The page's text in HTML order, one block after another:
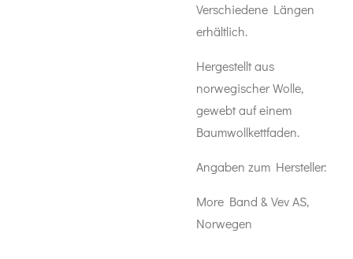
Verschiedene Längen
erhältlich.
Hergestellt aus
norwegischer Wolle,
gewebt auf einem
Baumwollkettfaden.
Angaben zum Hersteller:
More Band & Vev AS,
Norwegen